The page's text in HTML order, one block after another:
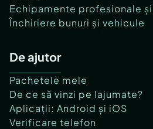
Echipamente profesionale
Închiriere bunuri și vehicule
De ajutor
Pachetele mele
De ce să vinzi pe lajumate?
Aplicații: Android și iOS
Verificare telefon